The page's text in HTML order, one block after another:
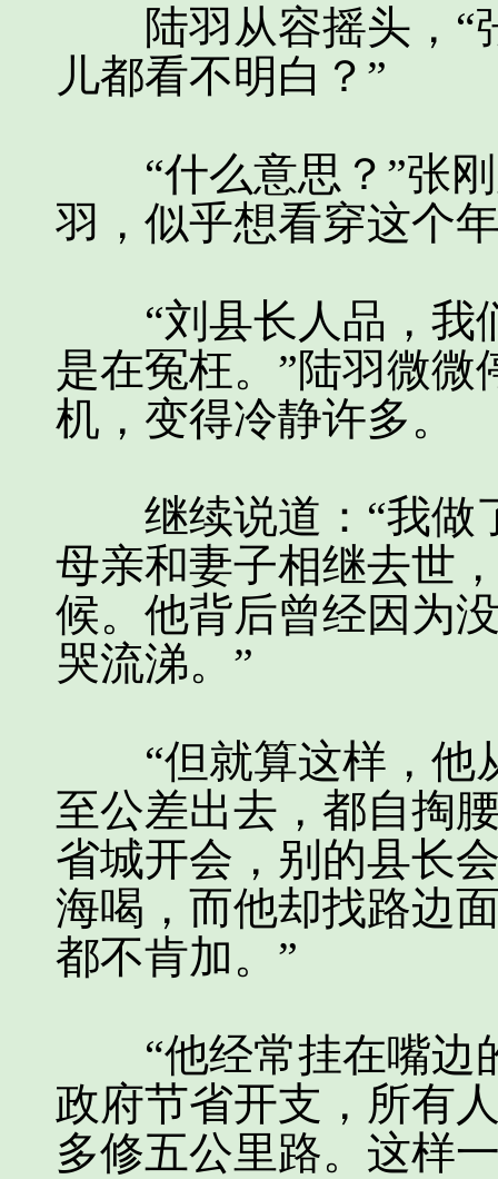
陆羽从容摇头，“
儿都看不明白？”
“什么意思？”张刚
羽，似乎想看穿这个
“刘县长人品，我
是在冤枉。”陆羽微
机，变得冷静许多。
继续说道：“我做
母亲和妻子相继去世
候。他背后曾经因为
哭流涕。”
“但就算这样，他
至公差出去，都自掏
省城开会，别的县长
海喝，而他却找路边
都不肯加。”
“他经常挂在嘴边
政府节省开支，所有
多修五公里路。这样